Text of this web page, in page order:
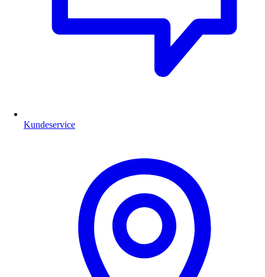
Kundeservice